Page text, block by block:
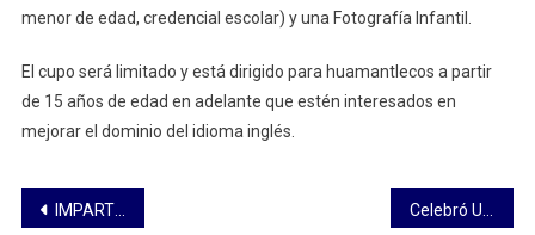
menor de edad, credencial escolar) y una Fotografía Infantil.
El cupo será limitado y está dirigido para huamantlecos a partir
de 15 años de edad en adelante que estén interesados en
mejorar el dominio del idioma inglés.
Navegación
IMPARTE DIRECCIÓN DE SEGURIDAD PÚBLICA TALLER PARA INHIBIR LA VIOLENCIA DE GÉNERO Celebró UATx jornada académica por aniversario de Ciencias de la Salud